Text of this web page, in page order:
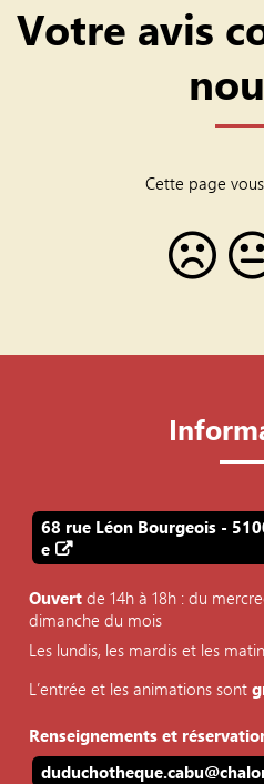
Votre avis
Cette page
68 rue Léon Bourgeois -
e
Ouvertde 14h à 18h : du
dimanche du mois
Les lundis, les mardis et les
L’entrée et les animations sont
Renseignements et